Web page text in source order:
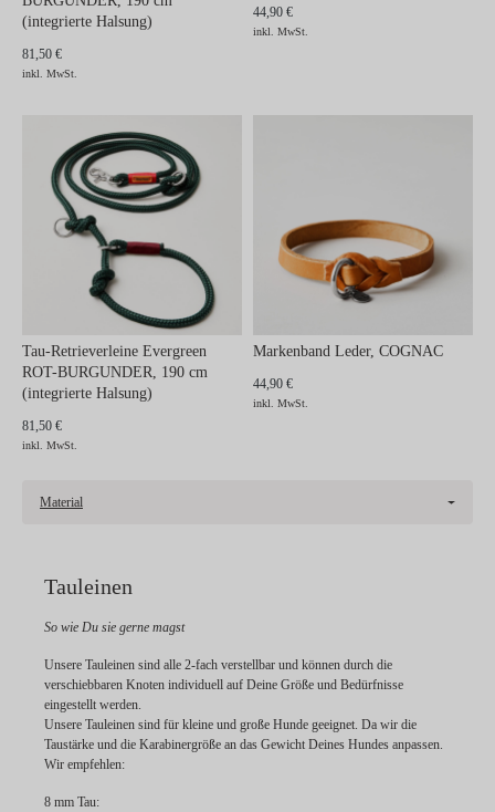
(integrierte Halsung)
81,50 €
inkl. MwSt.
44,90 €
inkl. MwSt.
Tau-Retrieverleine Evergreen
ROT-BURGUNDER, 190 cm
(integrierte Halsung)
81,50 €
inkl. MwSt.
Markenband Leder, COGNAC
44,90 €
inkl. MwSt.
Material
Tauleinen
So wie Du sie gerne magst
Unsere Tauleinen sind alle 2-fach verstellbar und können durch die
verschiebbaren Knoten individuell auf Deine Größe und Bedürfnisse
eingestellt werden.
Unsere Tauleinen sind für kleine und große Hunde geeignet. Da wir die
Taustärke und die Karabinergröße an das Gewicht Deines Hundes anpassen.
Wir empfehlen:
8 mm Tau: